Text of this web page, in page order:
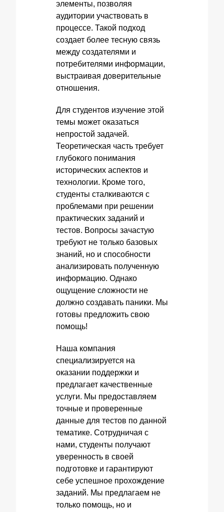
элементы, позволяя
аудитории участвовать в
процессе. Такой подход
создает более тесную связь
между создателями и
потребителями информации,
выстраивая доверительные
отношения.
Для студентов изучение этой
темы может оказаться
непростой задачей.
Теоретическая часть требует
глубокого понимания
исторических аспектов и
технологии. Кроме того,
студенты сталкиваются с
проблемами при решении
практических заданий и
тестов. Вопросы зачастую
требуют не только базовых
знаний, но и способности
анализировать полученную
информацию. Однако
ощущение сложности не
должно создавать паники. Мы
готовы предложить свою
помощь!
Наша компания
специализируется на
оказании поддержки и
предлагает качественные
услуги. Мы предоставляем
точные и проверенные
данные для тестов по данной
тематике. Сотрудничая с
нами, студенты получают
уверенность в своей
подготовке и гарантируют
себе успешное прохождение
заданий. Мы предлагаем не
только помощь, но и